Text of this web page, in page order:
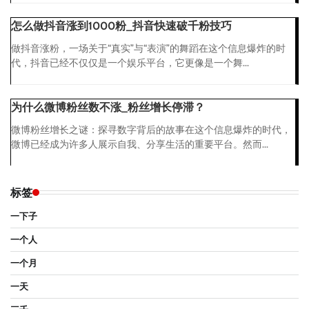
怎么做抖音涨到1000粉_抖音快速破千粉技巧
做抖音涨粉，一场关于“真实”与“表演”的舞蹈在这个信息爆炸的时
代，抖音已经不仅仅是一个娱乐平台，它更像是一个舞...
为什么微博粉丝数不涨_粉丝增长停滞？
微博粉丝增长之谜：探寻数字背后的故事在这个信息爆炸的时代，
微博已经成为许多人展示自我、分享生活的重要平台。然而...
标签
一下子
一个人
一个月
一天